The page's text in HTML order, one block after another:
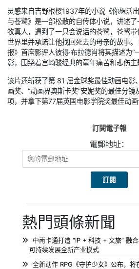
灵感来自吉野根樱1937年的小说《你想活
与苍鹭》是一部松散的自传体小说，讲述
牧真人，遇到了一只会说话的苍鹭，苍鹭
世界里并承诺让他找回死去的母亲的故事
报》首席影评人彼得·布拉德肖将其描述为“
影，围绕着宫崎骏经典的童年痛苦和悲伤主
该片还斩获了第 81 届金球奖最佳动画电影
画奖、“动画界奥斯卡奖”安妮奖的最佳分
项，并拿下第77届英国电影学院奖最佳动画
訂閱電子報
電郵地址：
熱門頭條新聞
中南卡通打造 “IP + 科技 + 文旅” 融
可持续发展全新产业模式
全新动作 RPG《守护少女》公布，将